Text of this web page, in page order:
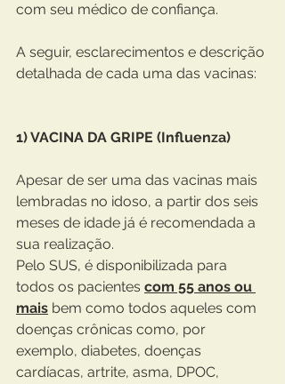
com seu médico de confiança.
A seguir, esclarecimentos e descrição
detalhada de cada uma das vacinas:
1) VACINA DA GRIPE (Influenza)
Apesar de ser uma das vacinas mais
lembradas no idoso, a partir dos seis
meses de idade já é recomendada a
sua realização.
Pelo SUS, é disponibilizada para
todos os pacientes com 55 anos ou
mais bem como todos aqueles com
doenças crônicas como, por
exemplo, diabetes, doenças
cardíacas, artrite, asma, DPOC,